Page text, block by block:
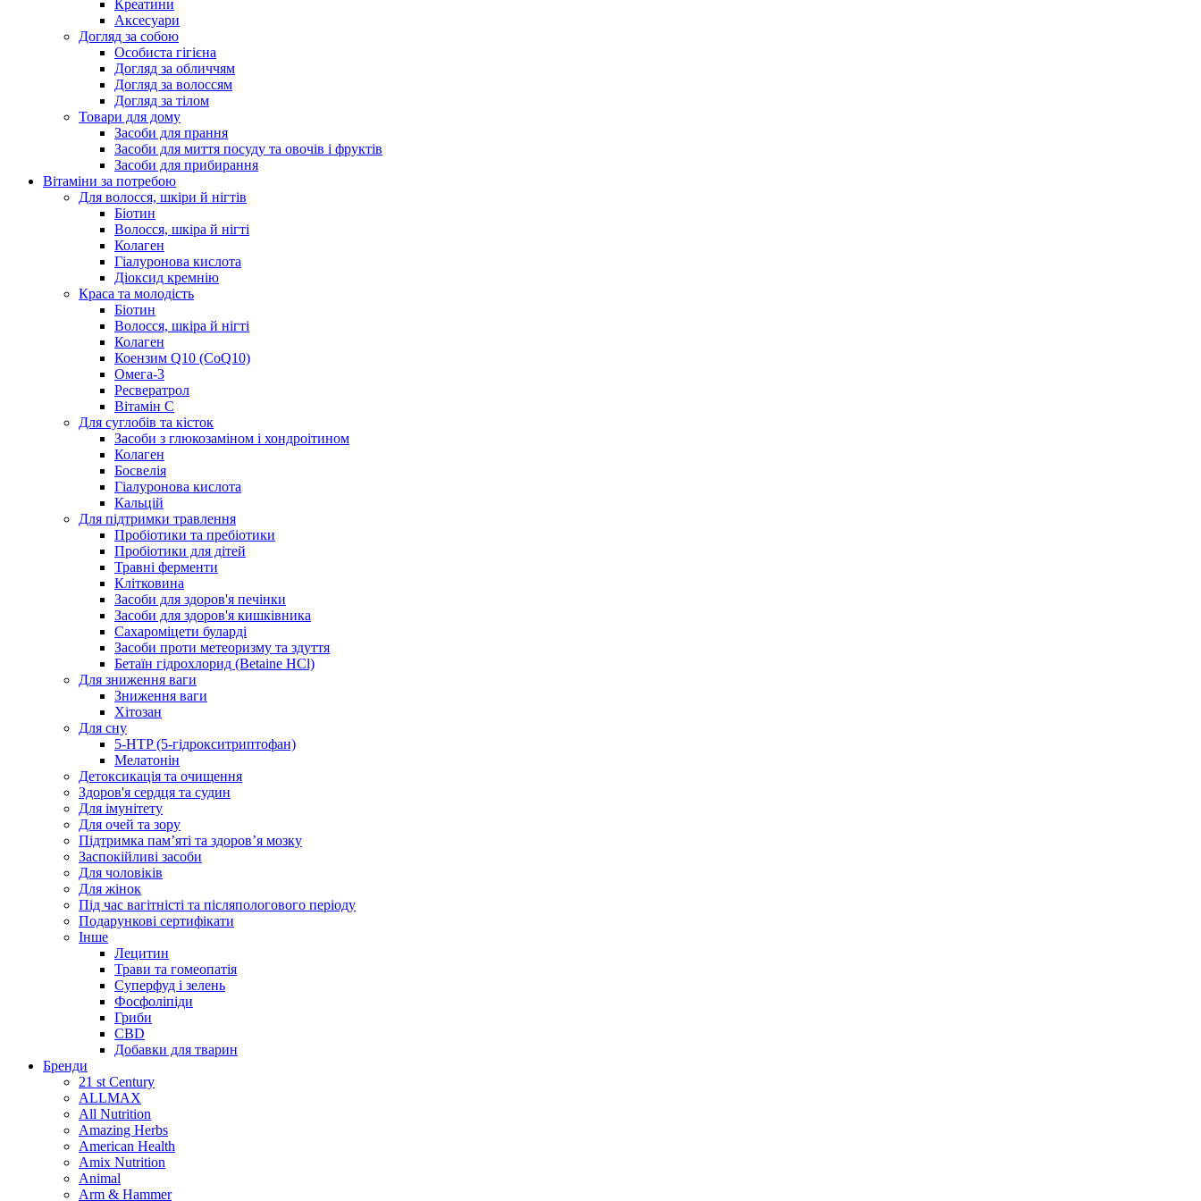
Креатини
Аксесуари
Догляд за собою
Особиста гігієна
Догляд за обличчям
Догляд за волоссям
Догляд за тілом
Товари для дому
Засоби для прання
Засоби для миття посуду та овочів і фруктів
Засоби для прибирання
Вітаміни за потребою
Для волосся, шкіри й нігтів
Біотин
Волосся, шкіра й нігті
Колаген
Гіалуронова кислота
Діоксид кремнію
Краса та молодість
Біотин
Волосся, шкіра й нігті
Колаген
Коензим Q10 (CoQ10)
Омега-3
Ресвератрол
Вітамін С
Для суглобів та кісток
Засоби з глюкозаміном і хондроітином
Колаген
Босвелія
Гіалуронова кислота
Кальцій
Для підтримки травлення
Пробіотики та пребіотики
Пробіотики для дітей
Травні ферменти
Клітковина
Засоби для здоров'я печінки
Засоби для здоров'я кишківника
Сахароміцети буларді
Засоби проти метеоризму та здуття
Бетаїн гідрохлорид (Betaine HCl)
Для зниження ваги
Зниження ваги
Хітозан
Для сну
5-HTP (5-гідрокситриптофан)
Мелатонін
Детоксикація та очищення
Здоров'я сердця та судин
Для імунітету
Для очей та зору
Підтримка пам’яті та здоров’я мозку
Заспокійливі засоби
Для чоловіків
Для жінок
Під час вагітністі та післяпологового періоду
Подарункові сертифікати
Інше
Лецитин
Трави та гомеопатія
Суперфуд і зелень
Фосфоліпіди
Гриби
CBD
Добавки для тварин
Бренди
21 st Century
ALLMAX
All Nutrition
Amazing Herbs
American Health
Amix Nutrition
Animal
Arm & Hammer